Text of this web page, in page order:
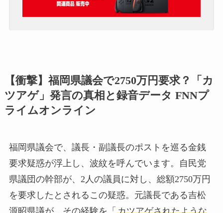
【衝撃】福岡県議会で2750万円要求？「カ
ツアゲ」発言の真相と録音データ FNNプ
ライムオンライン
福岡県議会で、議長・副議長のポストを巡る金銭
要求疑惑が浮上し、波紋を呼んでいます。自民党
県議団の幹部が、2人の議員に対し、総額2750万円
を要求したとされるこの疑惑。元議長である吉松